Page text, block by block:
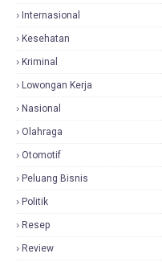
Internasional
Kesehatan
Kriminal
Lowongan Kerja
Nasional
Olahraga
Otomotif
Peluang Bisnis
Politik
Resep
Review